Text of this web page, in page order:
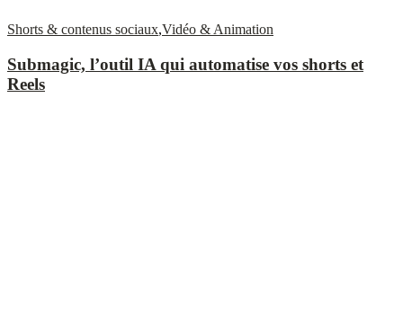
Shorts & contenus sociaux,Vidéo & Animation
Submagic, l’outil IA qui automatise vos shorts et
Reels